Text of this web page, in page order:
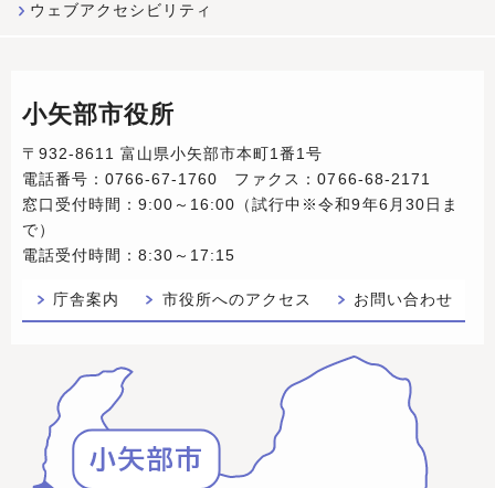
ウェブアクセシビリティ
小矢部市役所
〒932-8611 富山県小矢部市本町1番1号
電話番号：0766-67-1760 ファクス：0766-68-2171
窓口受付時間：9:00～16:00（試行中※令和9年6月30日ま
で）
電話受付時間：8:30～17:15
庁舎案内 市役所へのアクセス お問い合わせ